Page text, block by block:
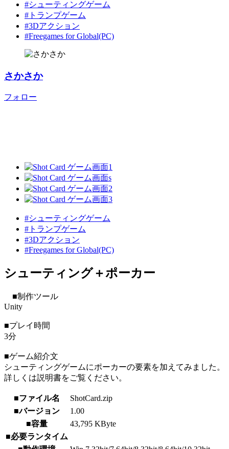
#シューティングゲーム
#トランプゲーム
#3Dアクション
#Freegames for Global(PC)
さかさか
フォロー
#シューティングゲーム
#トランプゲーム
#3Dアクション
#Freegames for Global(PC)
シューティング＋ポーカー
■制作ツール
Unity
■プレイ時間
3分
■ゲーム紹介文
シューティングゲームにポーカーの要素を加えてみました。
詳しくは説明書をご覧ください。
■ファイル名
ShotCard.zip
■バージョン
1.00
■容量
43,795 KByte
■必要ランタイム